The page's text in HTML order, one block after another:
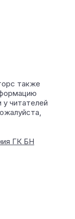
также
у читателей
ГК БН